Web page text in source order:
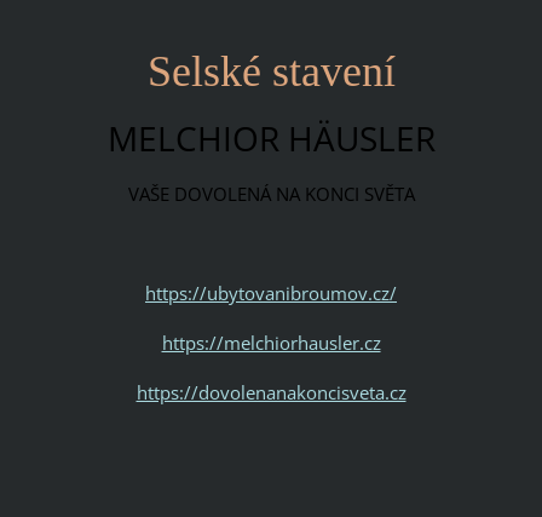
Selské stavení
MELCHIOR HÄUSLER
VAŠE DOVOLENÁ NA KONCI SVĚTA
https://ubytovanibroumov.cz/
https://melchiorhausler.cz
https://dovolenanakoncisveta.cz